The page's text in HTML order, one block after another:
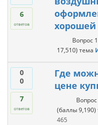
6
ответов
хорошей
Вопрос
17,510) тема
0
0
7
ответов
Где
цене
Вопрос
(баллы9,190)
465